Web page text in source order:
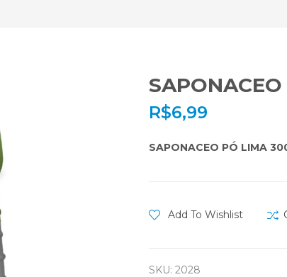
R$6,99
SAPONACEO PÓ LIMA
Add To Wishlist
SKU: 2028